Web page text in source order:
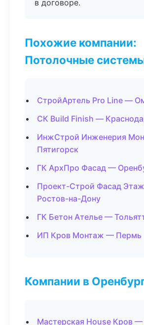
в договоре.
Похожие компании:
Потолочные
СтройАртель Pro Line —
СК Build Finish —
ИнжСтрой Инженерия
Пятигорск
ГК АрхПро Фасад —
Проект-Строй Фасад
Ростов-на-Дону
ГК Бетон Ателье —
ИП Кров Монтаж — Пермь
Компании в
Мастерская House Кров